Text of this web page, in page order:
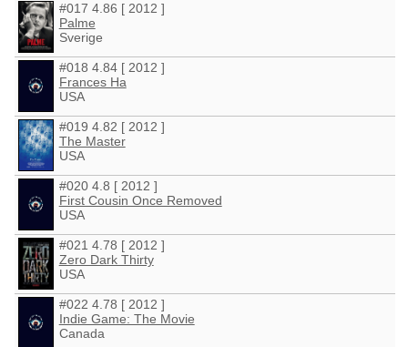
#017 4.86 [ 2012 ]
Palme
Sverige
#018 4.84 [ 2012 ]
Frances Ha
USA
#019 4.82 [ 2012 ]
The Master
USA
#020 4.8 [ 2012 ]
First Cousin Once Removed
USA
#021 4.78 [ 2012 ]
Zero Dark Thirty
USA
#022 4.78 [ 2012 ]
Indie Game: The Movie
Canada